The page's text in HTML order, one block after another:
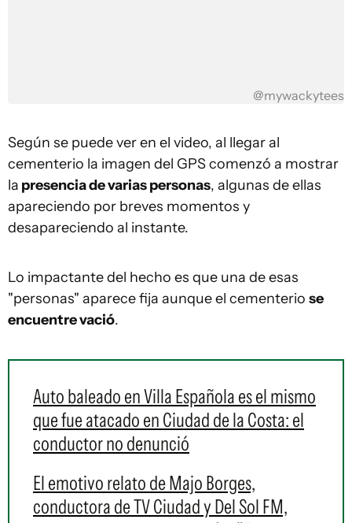
@mywackytees
Según se puede ver en el video, al llegar al
cementerio la imagen del GPS comenzó a mostrar
la presencia de varias personas, algunas de ellas
apareciendo por breves momentos y
desapareciendo al instante.
Lo impactante del hecho es que una de esas
"personas" aparece fija aunque el cementerio se
encuentre vació.
Auto baleado en Villa Española es el mismo
que fue atacado en Ciudad de la Costa: el
conductor no denunció
El emotivo relato de Majo Borges,
conductora de TV Ciudad y Del Sol FM,